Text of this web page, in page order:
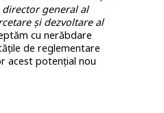
director general al
și dezvoltare al
cu nerăbdare
de reglementare
acest potențial nou